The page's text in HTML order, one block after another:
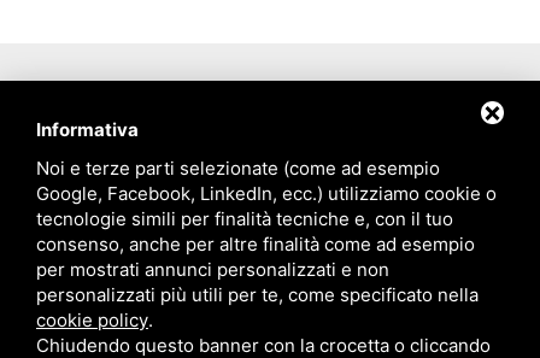
Tourism in Po Delta Park Riviera
Consorzio Navi del Delta
Corso G. Mazzini n. 136, 44022 Comacchio (FE)
Iscrizione Registro Imprese di Ferrara n. 194995
Partita IVA 01755700380
Sitemap Privacy Login rivenditori
Informativa
Noi e terze parti selezionate (come ad esempio
Google, Facebook, LinkedIn, ecc.) utilizziamo cookie o
tecnologie simili per finalità tecniche e, con il tuo
consenso, anche per altre finalità come ad esempio
per mostrati annunci personalizzati e non
personalizzati più utili per te, come specificato nella
cookie policy.
Chiudendo questo banner con la crocetta o cliccando